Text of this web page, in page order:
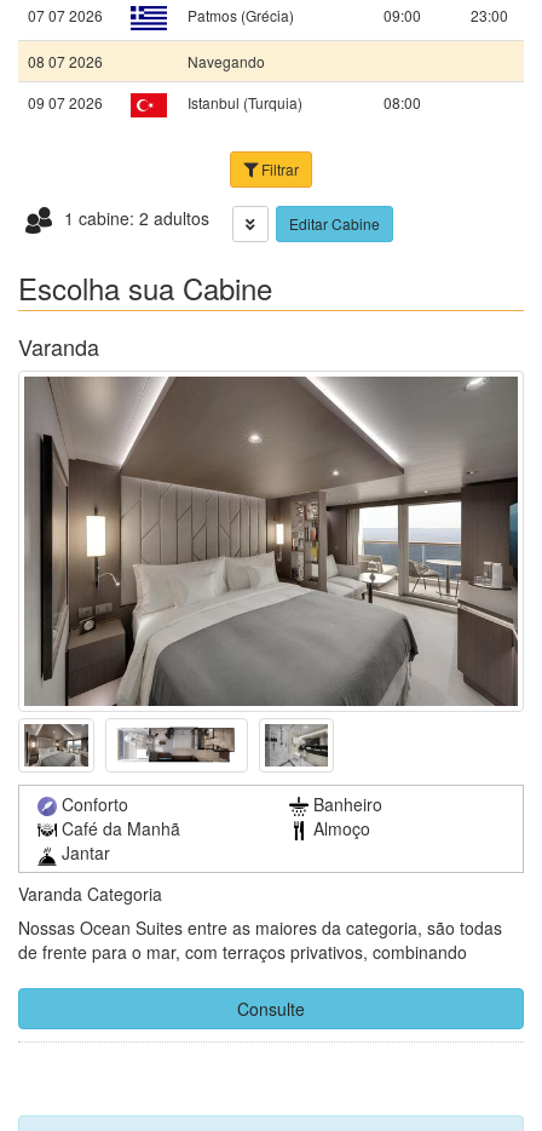
07 07 2026 Patmos (Grécia) 09:00 23:00
08 07 2026
Navegando
09 07 2026
Istanbul (Turquia) 08:00
Filtrar
1 cabine: 2 adultos Editar Cabine
Escolha sua Cabine
Varanda
Conforto
Banheiro
Café da Manhã
Almoço
Jantar
Varanda Categoria
Nossas Ocean Suites entre as maiores da categoria, são todas
de frente para o mar, com terraços privativos, combinando
próximo do oceano.
Consulte